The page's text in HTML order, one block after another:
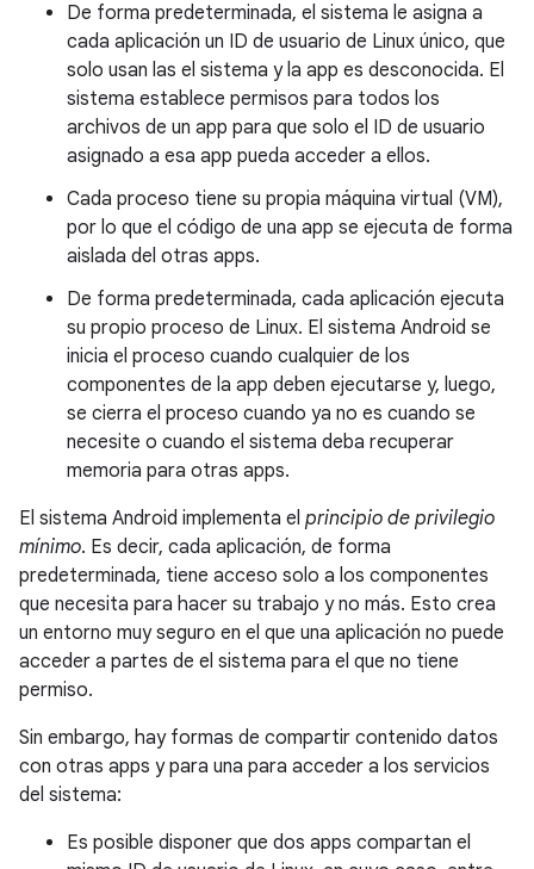
De forma predeterminada, el sistema le asigna a
cada aplicación un ID de usuario de Linux único, que
solo usan las el sistema y la app es desconocida. El
sistema establece permisos para todos los
archivos de un app para que solo el ID de usuario
asignado a esa app pueda acceder a ellos.
Cada proceso tiene su propia máquina virtual (VM),
por lo que el código de una app se ejecuta de forma
aislada del otras apps.
De forma predeterminada, cada aplicación ejecuta
su propio proceso de Linux. El sistema Android se
inicia el proceso cuando cualquier de los
componentes de la app deben ejecutarse y, luego,
se cierra el proceso cuando ya no es cuando se
necesite o cuando el sistema deba recuperar
memoria para otras apps.
El sistema Android implementa el principio de privilegio
mínimo. Es decir, cada aplicación, de forma
predeterminada, tiene acceso solo a los componentes
que necesita para hacer su trabajo y no más. Esto crea
un entorno muy seguro en el que una aplicación no puede
acceder a partes de el sistema para el que no tiene
permiso.
Sin embargo, hay formas de compartir contenido datos
con otras apps y para una para acceder a los servicios
del sistema:
Es posible disponer que dos apps compartan el